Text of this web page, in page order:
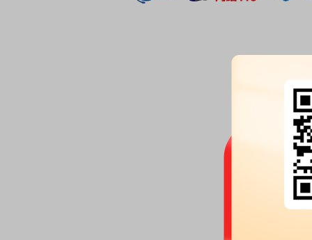
2026年06月30日发布《4-
及相关资产的财务状况和经营成
《
回报影响的情况及采取填补回报
等33名股东购买新承航锐100%